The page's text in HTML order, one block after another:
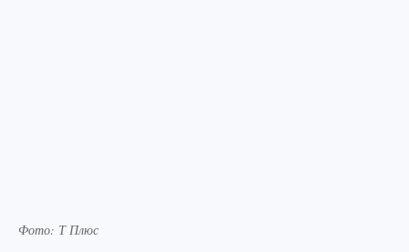
Фото: Т Плюс